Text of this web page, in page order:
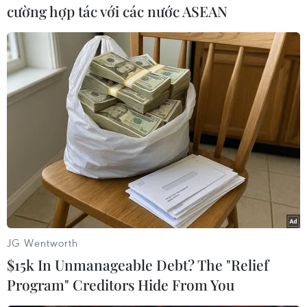
Honda Motor Co., Mazda Motor Co. và
Mitsubishi Motor Corp. đều cho biếtcác nhà máy
của họ ở Bắc Mỹ vẫn hoạt động bình thường.
Chi nhánh Subaru của Fuji Heavy Industries
Ltd., cũng nói rằng hoạt độngtại Bắc Mỹ vẫn
tiếp diễn cho dù có lúc bị gián đoạn. Còn Fuji đã
nối lại hoạtđộng sản xuất phụ tùng cho các nhà
máy ở nước ngoài hôm 24/3.
Hồi tháng 2, sản lượng xe tại Bắc Mỹ đạt tới 1,06
triệu chiếc, tăng 15% sovới tháng 2 năm ngoái.
Nhưng theo ông Jeff Schuster, tổng giám đốc J.D.
Power &Associates, hoạt động sản xuất trong
ngắn hạn bắt đầu bị ảnh hưởng bởi tìnhtrạng
thiếu linh kiện, phụ tùng từ Nhật Bản.
cường hợp tác với các nước ASEAN
JG Wentworth
$15k In Unmanageable Debt? The "Relief
Program" Creditors Hide From You